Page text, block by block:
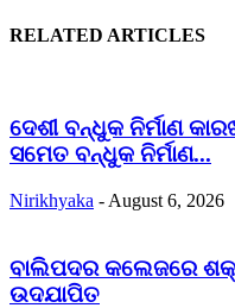
RELATED ARTICLES
ଦେଶୀ ବନ୍ଧୁକ ନିର୍ମାଣ
ସମେତ ବନ୍ଧୁକ ନିର୍ମାଣ...
Nirikhyaka - August 6, 2026
ବାଲିପଦର କଲେଜରେ
ଉଦଯାପିତ